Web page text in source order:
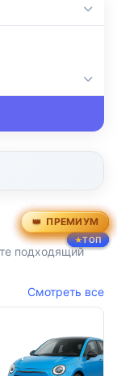
подходящий
Смотреть все
ПРЕМИУМ
ТОП
ПРЕМИУМ
ТОП
ПРЕМИУМ
ТОП
ПРЕМИУМ
ПРЕМИУМ
ПРЕМИУМ